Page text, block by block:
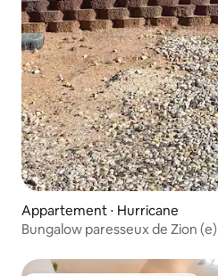
Appartement ⋅ Hurricane
Bungalow paresseux de Zion (e)